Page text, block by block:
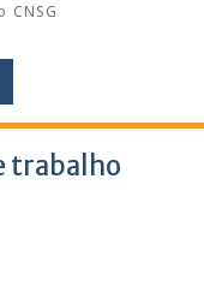
CNSG
trabalho